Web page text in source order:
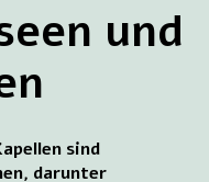
und
sind
darunter